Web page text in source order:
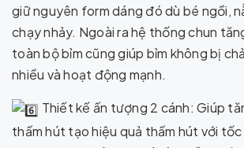
giữ nguyên form dáng đó dù bé ngồi,
chạy nhảy. Ngoài ra hệ thống chun
toàn bộ bỉm cũng giúp bỉm không bị
nhiều và hoạt động mạnh.
Thiết kế ấn tượng 2 cánh: Giúp
thấm hút tạo hiệu quả thấm hút với